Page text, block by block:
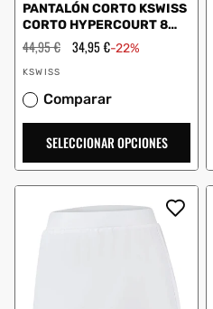
PANTALÓN CORTO KSWISS
CORTO HYPERCOURT 8
NEGRO
Precio
habitual
44,95 € Precio
34,95 €-22%
Proveedor:
KSWISS
Comparar
SELECCIONAR OPCIONES